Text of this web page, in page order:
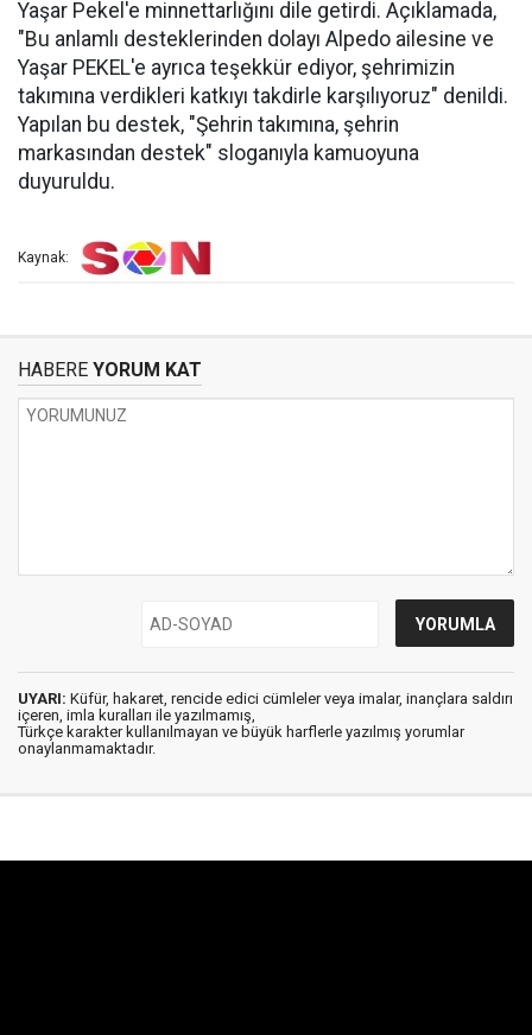
Yaşar Pekel'e minnettarlığını dile getirdi. Açıklamada,
"Bu anlamlı desteklerinden dolayı Alpedo ailesine ve
Yaşar PEKEL'e ayrıca teşekkür ediyor, şehrimizin
takımına verdikleri katkıyı takdirle karşılıyoruz" denildi.
Yapılan bu destek, "Şehrin takımına, şehrin
markasından destek" sloganıyla kamuoyuna
duyuruldu.
Kaynak:
HABERE YORUM KAT
UYARI: Küfür, hakaret, rencide edici cümleler veya imalar, inançlara saldırı
içeren, imla kuralları ile yazılmamış,
Türkçe karakter kullanılmayan ve büyük harflerle yazılmış yorumlar
onaylanmamaktadır.